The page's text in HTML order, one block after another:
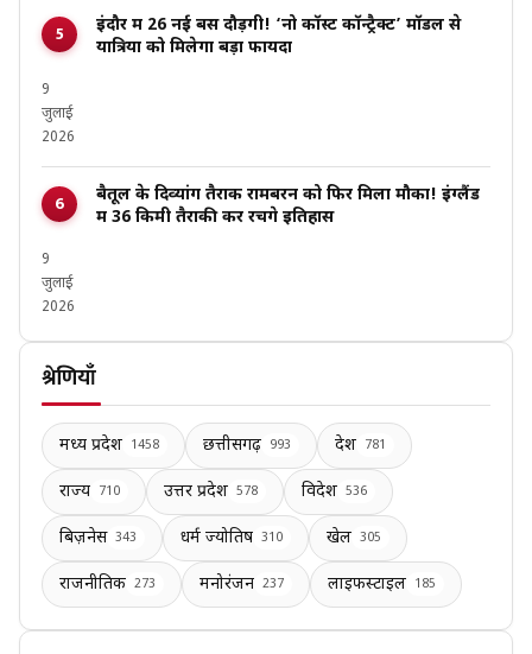
इंदौर में 26 नई बसें दौड़ेंगी! ‘नो कॉस्ट कॉन्ट्रैक्ट’ मॉडल से
यात्रियों को मिलेगा बड़ा फायदा
9
जुलाई
2026
बैतूल के दिव्यांग तैराक रामबरन को फिर मिला मौका! इंग्लैंड
में 36 किमी तैराकी कर रचेंगे इतिहास
9
जुलाई
2026
श्रेणियाँ
मध्य प्रदेश 1458 छत्तीसगढ़ 993 देश 781
राज्य 710 उत्तर प्रदेश 578 विदेश 536
बिज़नेस 343 धर्म ज्योतिष 310 खेल 305
राजनीतिक 273 मनोरंजन 237 लाइफस्टाइल 185